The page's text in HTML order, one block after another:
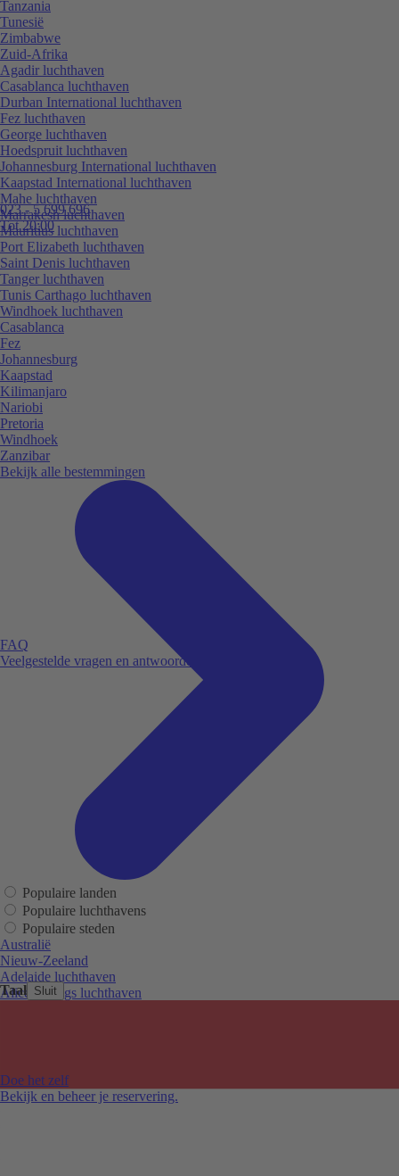
Taal Sluit
023 - 5 699 696
Tot 20:00
FAQ
Veelgestelde vragen en antwoorden.
Doe het zelf
Bekijk en beheer je reservering.
Tanzania
Tunesië
Zimbabwe
Zuid-Afrika
Agadir luchthaven
Casablanca luchthaven
Durban International luchthaven
Fez luchthaven
George luchthaven
Hoedspruit luchthaven
Johannesburg International luchthaven
Kaapstad International luchthaven
Mahe luchthaven
Marrakesh luchthaven
Mauritius luchthaven
Port Elizabeth luchthaven
Saint Denis luchthaven
Tanger luchthaven
Tunis Carthago luchthaven
Windhoek luchthaven
Casablanca
Fez
Johannesburg
Kaapstad
Kilimanjaro
Nariobi
Pretoria
Windhoek
Zanzibar
Bekijk alle bestemmingen
Populaire landen
Populaire luchthavens
Populaire steden
Australië
Nieuw-Zeeland
Adelaide luchthaven
Alice Springs luchthaven
Melbourne Tullamarine luchthaven
Perth luchthaven
Sydney luchthaven